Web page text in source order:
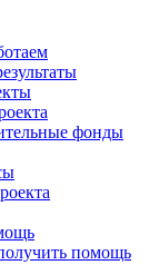
фонды
помощь